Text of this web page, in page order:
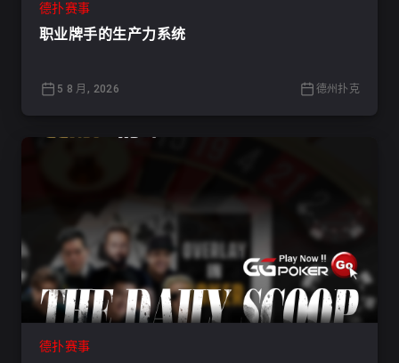
德扑赛事
职业牌手的生产力系统
5 8 月, 2026 德州扑克
德扑赛事